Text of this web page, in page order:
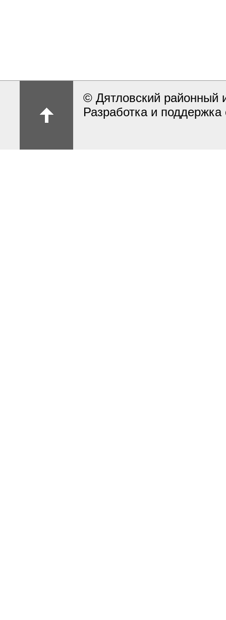
© Дятловский районный
Разработка и поддержка